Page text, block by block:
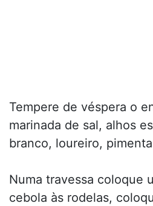
Tempere de véspera o
marinada de sal, alhos
branco, loureiro,
Numa travessa coloque
cebola às rodelas,